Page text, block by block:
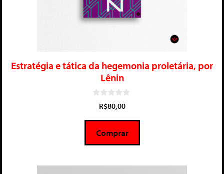
Estratégia e tática da hegemonia proletária, por
Lênin
5
R$80,00
Comprar